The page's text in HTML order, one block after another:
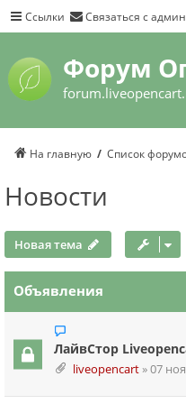
Ссылки Связаться с
Форум
На главную Список
Новости
Новая тема
Объявления
ЛайвСтор
liveopencart »07